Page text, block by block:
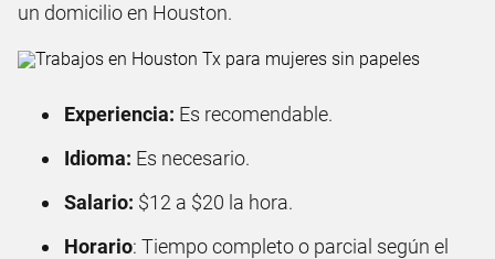
un domicilio en Houston.
Experiencia: Es recomendable.
Idioma: Es necesario.
Salario: $12 a $20 la hora.
Horario: Tiempo completo o parcial según el